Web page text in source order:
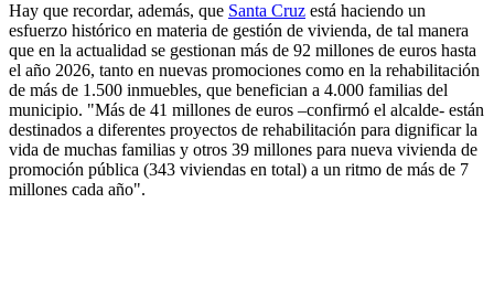
Hay que recordar, además, que Santa Cruz está haciendo un
esfuerzo histórico en materia de gestión de vivienda, de tal manera
que en la actualidad se gestionan más de 92 millones de euros hasta
el año 2026, tanto en nuevas promociones como en la rehabilitación
de más de 1.500 inmuebles, que benefician a 4.000 familias del
municipio. "Más de 41 millones de euros –confirmó el alcalde- están
destinados a diferentes proyectos de rehabilitación para dignificar la
vida de muchas familias y otros 39 millones para nueva vivienda de
promoción pública (343 viviendas en total) a un ritmo de más de 7
millones cada año".